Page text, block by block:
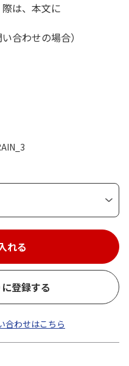
は、本文に
合わせの場合）
登録する
合わせはこちら